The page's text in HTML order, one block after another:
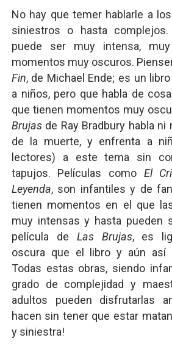
No hay que temer hablarle a
siniestros o hasta complejos.
puede ser muy intensa,
momentos muy oscuros.
Fin, de Michael Ende; es un
a niños, pero que habla de
que tienen momentos muy
Brujasde Ray Bradbury habla ni
de la muerte, y enfrenta a
lectores) a este tema sin
tapujos. Películas como El
Leyenda, son infantiles y de
tienen momentos en el que
muy intensas y hasta pueden
película de Las Brujas, es
oscura que el libro y aún así
Todas estas obras, siendo
grado de complejidad y
adultos pueden disfrutarlas
hacen sin tener que estar
y siniestra!